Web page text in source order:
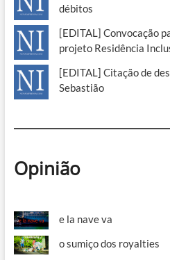
débitos
[EDITAL] Convocação
projeto Residência
[EDITAL] Citação de
Sebastião
Opinião
e la nave va
o sumiço dos royalties